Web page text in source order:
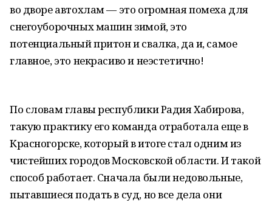
во дворе автохлам — это огромная помеха для
снегоуборочных машин зимой, это
потенциальный притон и свалка, да и, самое
главное, это некрасиво и неэстетично!
По словам главы республики Радия Хабирова,
такую практику его команда отработала еще в
Красногорске, который в итоге стал одним из
чистейших городов Московской области. И такой
способ работает. Сначала были недовольные,
пытавшиеся подать в суд, но все дела они